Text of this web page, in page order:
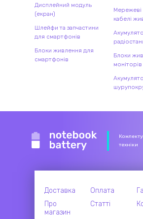
Дисплейний модуль
(екран)
Шлейфи та запчастини
для смартфонів
Блоки живлення для
смартфонів
Мережеві
кабелі
Блоки
моніторів
техніки
Доставка Оплата
Про
магазин
Статті